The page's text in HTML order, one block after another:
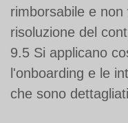
rimborsabile e
risoluzione del
9.5 Si applicano
l'onboarding e le
che sono